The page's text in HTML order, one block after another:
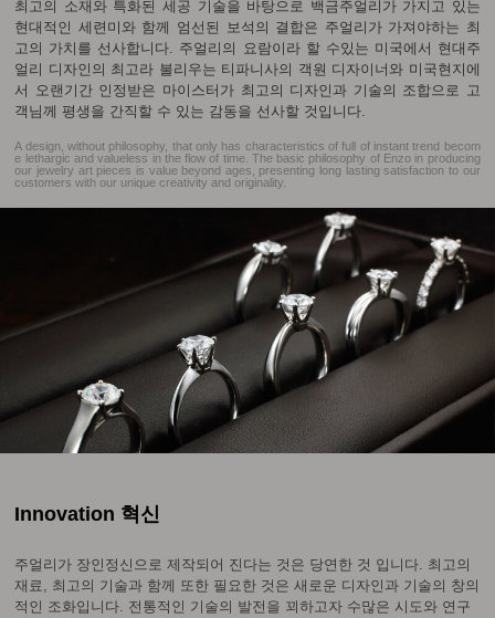
최고의 소재와 특화된 세공 기술을 바탕으로 백금주얼리가 가지고 있는
현대적인 세련미와 함께 엄선된 보석의 결합은 주얼리가 가져야하는 최
고의 가치를 선사합니다. 주얼리의 요람이라 할 수있는 미국에서 현대주
얼리 디자인의 최고라 불리우는 티파니사의 객원 디자이너와 미국현지에
서 오랜기간 인정받은 마이스터가 최고의 디자인과 기술의 조합으로 고
객님께 평생을 간직할 수 있는 감동을 선사할 것입니다.
A design, without philosophy, that only has characteristics of full of instant trend becom
e lethargic and valueless in the flow of time. The basic philosophy of Enzo in producing
our jewelry art pieces is value beyond ages, presenting long lasting satisfaction to our
customers with our unique creativity and originality.
Innovation 혁신
주얼리가 장인정신으로 제작되어 진다는 것은 당연한 것 입니다. 최고의
재료, 최고의 기술과 함께 또한 필요한 것은 새로운 디자인과 기술의 창의
적인 조화입니다. 전통적인 기술의 발전을 꾀하고자 수많은 시도와 연구